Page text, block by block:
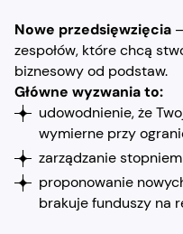
Nowe przedsięwzięcia–
zespołów, które chcą
biznesowy od podstaw.
Główne wyzwania to:
udowodnienie, że
wymierne przy
zarządzanie
proponowanie
brakuje funduszy na